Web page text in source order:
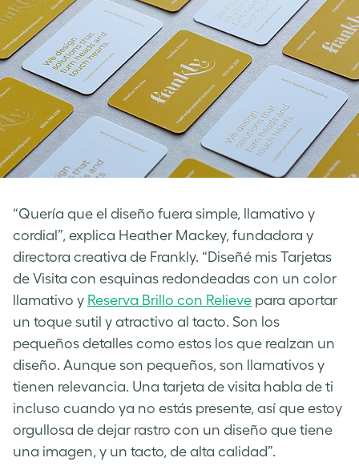
“Quería que el diseño fuera simple, llamativo y
cordial”, explica Heather Mackey, fundadora y
directora creativa de Frankly. “Diseñé mis Tarjetas
de Visita con esquinas redondeadas con un color
llamativo y Reserva Brillo con Relieve para aportar
un toque sutil y atractivo al tacto. Son los
pequeños detalles como estos los que realzan un
diseño. Aunque son pequeños, son llamativos y
tienen relevancia. Una tarjeta de visita habla de ti
incluso cuando ya no estás presente, así que estoy
orgullosa de dejar rastro con un diseño que tiene
una imagen, y un tacto, de alta calidad”.